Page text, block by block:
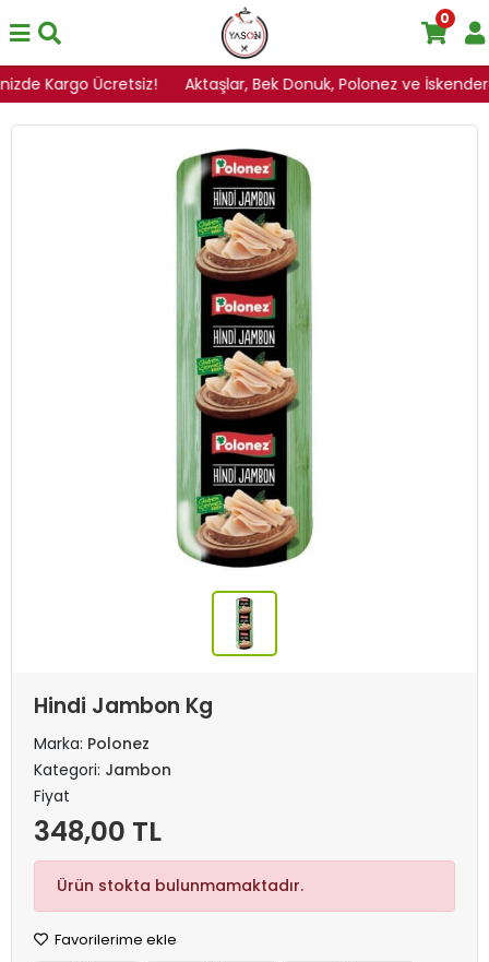
Kargo Ücretsiz! Aktaşlar, Bek Donuk, Polonez ve
0
Hindi Jambon Kg
Marka: Polonez
Kategori: Jambon
Fiyat
348,00 TL
Ürün stokta bulunmamaktadır.
Favorilerime ekle